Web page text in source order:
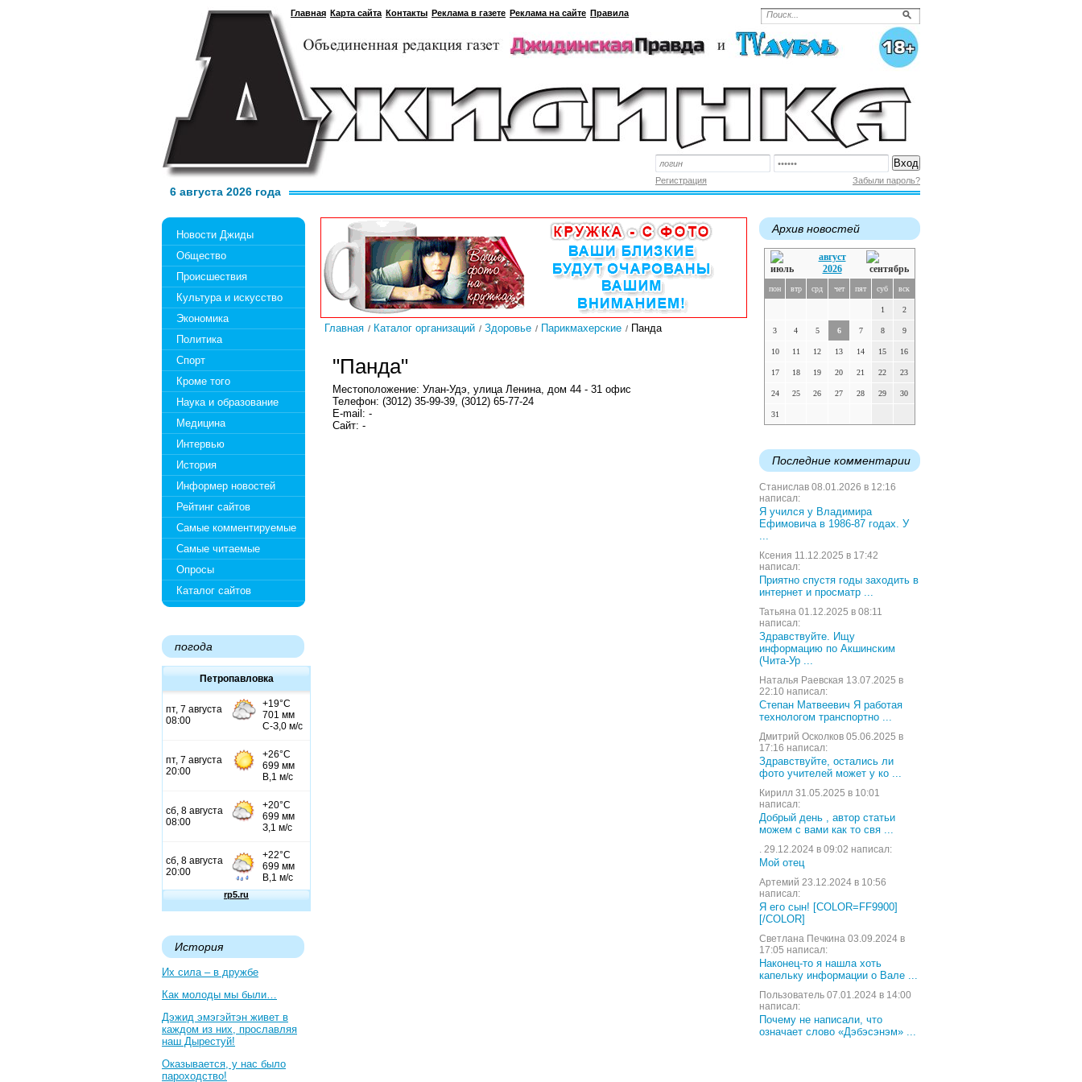
Главная Карта сайта Контакты Реклама в газете Реклама на сайте Правила
Регистрация Забыли пароль?
6 августа 2026 года
Новости Джиды
Общество
Происшествия
Культура и искусство
Экономика
Политика
Спорт
Кроме того
Наука и образование
Медицина
Интервью
История
Информер новостей
Рейтинг сайтов
Самые комментируемые
Самые читаемые
Опросы
Каталог сайтов
погода
Петропавловка
История
Их сила – в дружбе
Как молоды мы были…
Дэжид эмэгэйтэн живет в
каждом из них, прославляя
наш Дырестуй!
Оказывается, у нас было
пароходство!
Главная Каталог организаций Здоровье Парикмахерские Панда
"Панда"
Местоположение: Улан-Удэ, улица Ленина, дом 44 - 31 офис
Телефон: (3012) 35-99-39, (3012) 65-77-24
E-mail: -
Сайт: -
Архив новостей
август
2026
пон втр срд чет пят суб вск
1 2
3 4 5 6 7 8 9
10 11 12 13 14 15 16
17 18 19 20 21 22 23
24 25 26 27 28 29 30
31
Последние комментарии
Станислав 08.01.2026 в 12:16
написал:
Я учился у Владимира
Ефимовича в 1986-87 годах. У
...
Ксения 11.12.2025 в 17:42
написал:
Приятно спустя годы заходить в
интернет и просматр ...
Татьяна 01.12.2025 в 08:11
написал:
Здравствуйте. Ищу
информацию по Акшинским
(Чита-Ур ...
Наталья Раевская 13.07.2025 в
22:10 написал:
Степан Матвеевич Я работая
технологом транспортно ...
Дмитрий Осколков 05.06.2025 в
17:16 написал:
Здравствуйте, остались ли
фото учителей может у ко ...
Кирилл 31.05.2025 в 10:01
написал:
Добрый день , автор статьи
можем с вами как то свя ...
. 29.12.2024 в 09:02 написал:
Мой отец
Артемий 23.12.2024 в 10:56
написал:
Я его сын! [COLOR=FF9900]
[/COLOR]
Светлана Печкина 03.09.2024 в
17:05 написал:
Наконец-то я нашла хоть
капельку информации о Вале ...
Пользователь 07.01.2024 в 14:00
написал:
Почему не написали, что
означает слово «Дэбэсэнэм» ...